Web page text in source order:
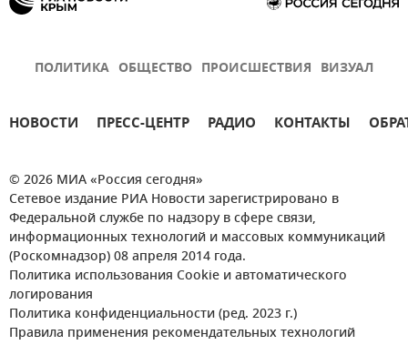
ПОЛИТИКА ОБЩЕСТВО ПРОИСШЕСТВИЯ ВИЗУАЛ
НОВОСТИ ПРЕСС-ЦЕНТР РАДИО КОНТАКТЫ
© 2026 МИА «Россия сегодня»
Сетевое издание РИА Новости зарегистрировано в
Федеральной службе по надзору в сфере связи,
информационных технологий и массовых коммуникаций
(Роскомнадзор) 08 апреля 2014 года.
Политика использования Cookie и автоматического
логирования
Политика конфиденциальности (ред. 2023 г.)
Правила применения рекомендательных технологий